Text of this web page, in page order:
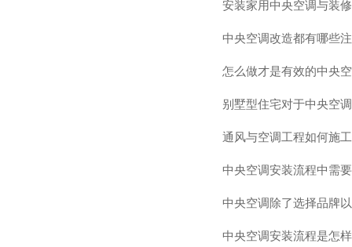
安装家用中央空调与装
中央空调改造都有哪些
怎么做才是有效的中央
别墅型住宅对于中央空
通风与空调工程如何施
中央空调安装流程中需
中央空调除了选择品牌
中央空调安装流程是怎